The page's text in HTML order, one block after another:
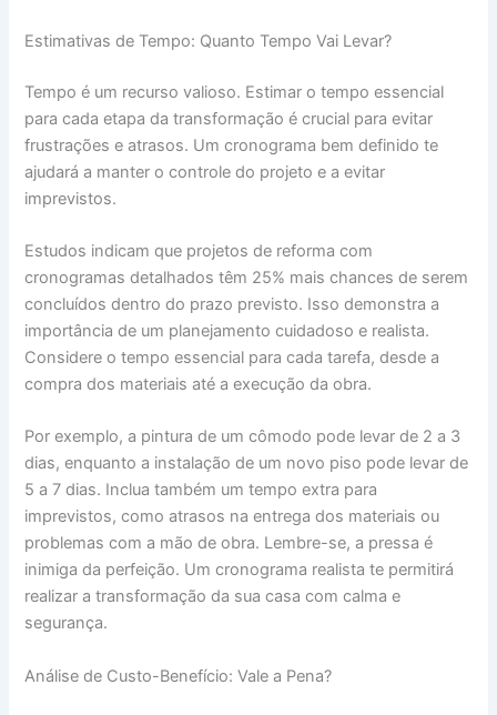
Estimativas de Tempo: Quanto Tempo Vai Levar?
Tempo é um recurso valioso. Estimar o tempo essencial
para cada etapa da transformação é crucial para evitar
frustrações e atrasos. Um cronograma bem definido te
ajudará a manter o controle do projeto e a evitar
imprevistos.
Estudos indicam que projetos de reforma com
cronogramas detalhados têm 25% mais chances de serem
concluídos dentro do prazo previsto. Isso demonstra a
importância de um planejamento cuidadoso e realista.
Considere o tempo essencial para cada tarefa, desde a
compra dos materiais até a execução da obra.
Por exemplo, a pintura de um cômodo pode levar de 2 a 3
dias, enquanto a instalação de um novo piso pode levar de
5 a 7 dias. Inclua também um tempo extra para
imprevistos, como atrasos na entrega dos materiais ou
problemas com a mão de obra. Lembre-se, a pressa é
inimiga da perfeição. Um cronograma realista te permitirá
realizar a transformação da sua casa com calma e
segurança.
Análise de Custo-Benefício: Vale a Pena?